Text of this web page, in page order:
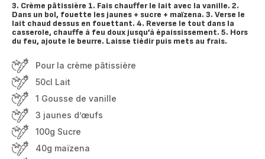
3. Crème pâtissière 1. Fais chauffer le lait avec la vanille. 2.
Dans un bol, fouette les jaunes + sucre + maïzena. 3. Verse le
lait chaud dessus en fouettant. 4. Reverse le tout dans la
casserole, chauffe à feu doux jusqu’à épaississement. 5. Hors
du feu, ajoute le beurre. Laisse tiédir puis mets au frais.
Pour la crème pâtissière
50cl Lait
1 Gousse de vanille
3 jaunes d’œufs
100g Sucre
40g maïzena